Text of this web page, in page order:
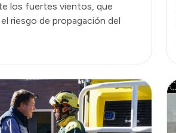
los fuertes vientos, que
riesgo de propagación del